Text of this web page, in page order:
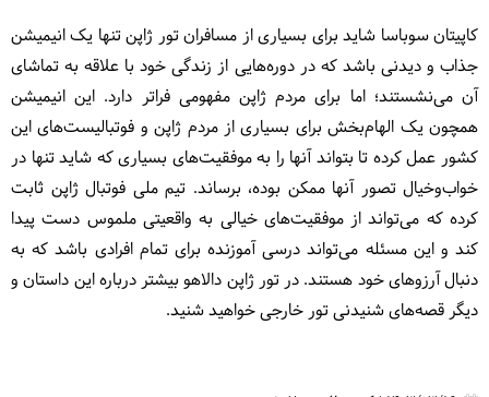
کاپیتان سوباسا شاید برای بسیاری از مسافران تور ژاپن تنها یک انیمیشن
جذاب و دیدنی باشد که در دوره‌هایی از زندگی خود با علاقه به تماشای
آن می‌نشستند؛ اما برای مردم ژاپن مفهومی فراتر دارد. این انیمیشن
همچون یک الهام‌بخش برای بسیاری از مردم ژاپن و فوتبالیست‌های این
کشور عمل کرده تا بتواند آنها را به موفقیت‌های بسیاری که شاید تنها در
خواب‌وخیال تصور آنها ممکن بوده، برساند. تیم ملی فوتبال ژاپن ثابت
کرده که می‌تواند از موفقیت‌های خیالی به واقعیتی ملموس دست پیدا
کند و این مسئله می‌تواند درسی آموزنده برای تمام افرادی باشد که به
دنبال آرزوهای خود هستند. در تور ژاپن دالاهو بیشتر درباره این داستان و
دیگر قصه‌های شنیدنی تور خارجی خواهید شنید.